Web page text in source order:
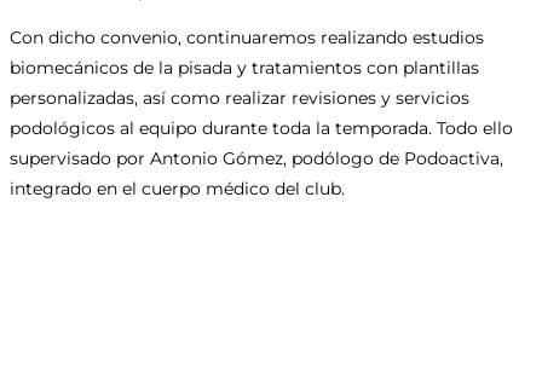
Con dicho convenio, continuaremos realizando estudios
biomecánicos de la pisada y tratamientos con plantillas
personalizadas, así como realizar revisiones y servicios
podológicos al equipo durante toda la temporada. Todo ello
supervisado por Antonio Gómez, podólogo de Podoactiva,
integrado en el cuerpo médico del club.